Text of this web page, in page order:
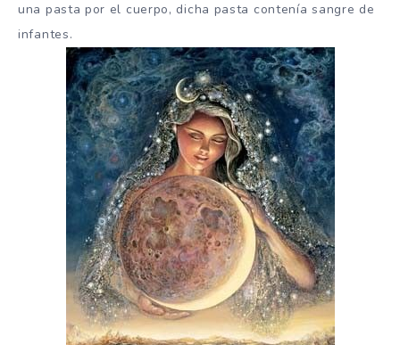
una pasta por el cuerpo, dicha pasta contenía sangre de
infantes.